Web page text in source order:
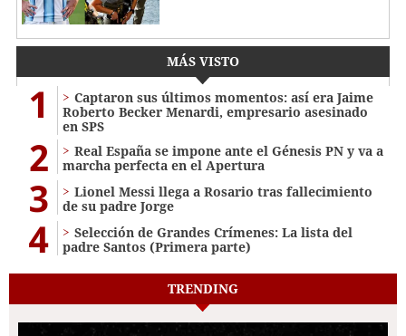
MÁS VISTO
1
Captaron sus últimos momentos: así era Jaime
Roberto Becker Menardi​​​, empresario asesinado
en SPS
2
Real España se impone ante el Génesis PN y va a
marcha perfecta en el Apertura
3
Lionel Messi llega a Rosario tras fallecimiento
de su padre Jorge
4
Selección de Grandes Crímenes: La lista del
padre Santos (Primera parte)
TRENDING